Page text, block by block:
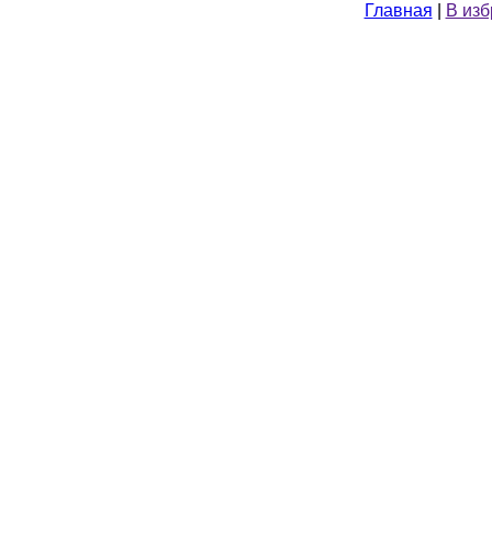
Главная В